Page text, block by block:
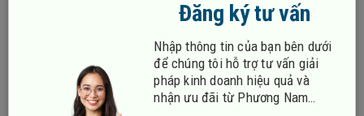
Đăng ký tư vấn
Nhập thông tin của bạn bên dưới
để chúng tôi hỗ trợ tư vấn giải
pháp kinh doanh hiệu quả và
nhận ưu đãi từ Phương Nam